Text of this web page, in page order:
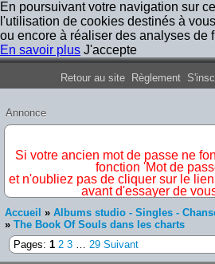
En poursuivant votre navigation sur
l'utilisation de cookies destinés à
ou encore à réaliser des analyses de
En savoir plus J'accepte
Forum Iron
Retour au site Règlement
Annonce
Si votre ancien mot de passe ne
fonction 'Mot de
et n'oubliez pas de cliquer sur le
avant d'essayer de
Accueil » Albums studio - Singles -
» The Book Of Souls dans les charts
Pages: 1 2 3 … 29 Suivant